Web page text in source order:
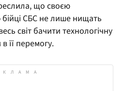
що своєю
СБС не лише нищать
світ бачити технологічну
її перемогу.